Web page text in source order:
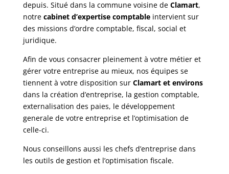
depuis. Situé dans la commune voisine de Clamart,
notre cabinet d’expertise comptableintervient sur
des missions d’ordre comptable, fiscal, social et
juridique.
Afin de vous consacrer pleinement à votre métier et
gérer votre entreprise au mieux, nos équipes se
tiennent à votre disposition sur Clamart et environs
dans la création d’entreprise, la gestion comptable,
externalisation des paies, le développement
generale de votre entreprise et l’optimisation de
celle-ci.
Nous conseillons aussi les chefs d’entreprise dans
les outils de gestion et l’optimisation fiscale.